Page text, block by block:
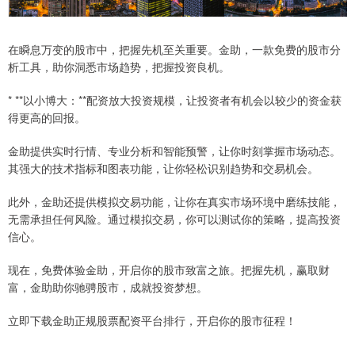
在瞬息万变的股市中，把握先机至关重要。金助，一款免费的股市分
析工具，助你洞悉市场趋势，把握投资良机。
* **以小博大：**配资放大投资规模，让投资者有机会以较少的资金获
得更高的回报。
金助提供实时行情、专业分析和智能预警，让你时刻掌握市场动态。
其强大的技术指标和图表功能，让你轻松识别趋势和交易机会。
此外，金助还提供模拟交易功能，让你在真实市场环境中磨练技能，
无需承担任何风险。通过模拟交易，你可以测试你的策略，提高投资
信心。
现在，免费体验金助，开启你的股市致富之旅。把握先机，赢取财
富，金助助你驰骋股市，成就投资梦想。
立即下载金助正规股票配资平台排行，开启你的股市征程！